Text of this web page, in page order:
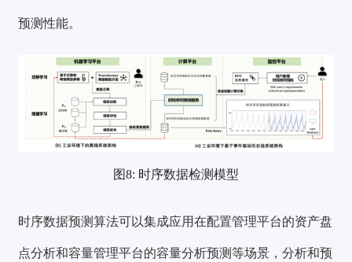
预测性能。
图8: 时序数据检测模型
时序数据预测算法可以集成应用在配置管理平台的资产盘
点分析和容量管理平台的容量分析预测等场景，分析和预